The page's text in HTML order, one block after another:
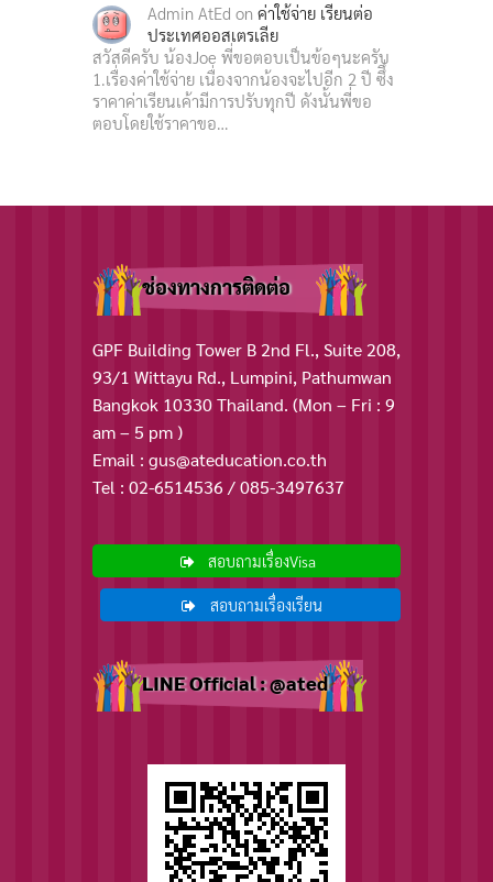
Admin AtEd on ค่าใช้จ่าย เรียนต่อ
ประเทศออสเตรเลีย
สวัสดีครับ น้องJoe พี่ขอตอบเป็นข้อๆนะครับ
1.เรื่องค่าใช้จ่าย เนื่องจากน้องจะไปอีก 2 ปี ซึึ่ง
ราคาค่าเรียนเค้ามีการปรับทุกปี ดังนั้นพี่ขอ
ตอบโดยใช้ราคาขอ…
ช่องทางการติดต่อ
GPF Building Tower B 2nd Fl., Suite 208,
93/1 Wittayu Rd., Lumpini, Pathumwan
Bangkok 10330 Thailand. (Mon – Fri : 9
am – 5 pm )
Email : gus@ateducation.co.th
Tel : 02-6514536 / 085-3497637
สอบถามเรื่องVisa
สอบถามเรื่องเรียน
LINE Official : @ated